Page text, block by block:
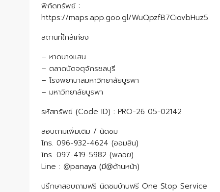
พิกัดทรัพย์ :
https://maps.app.goo.gl/WuQpzfB7CiovbHuz5
สถานที่ใกล้เคียง
– หาดบางแสน
– ตลาดนัดจตุจักรชลบุรี
– โรงพยาบาลมหาวิทยาลัยบูรพา
– มหาวิทยาลัยบูรพา
รหัสทรัพย์ (Code ID) : PRO-26 05-02142
สอบถามเพิ่มเติม / นัดชม
โทร. 096-932-4624 (ออมสิน)
โทร. 097-419-5982 (พลอย)
Line : @panaya (มี@ด้านหน้า)
ปรึกษาสอบถามฟรี นัดชมบ้านฟรี One Stop Service